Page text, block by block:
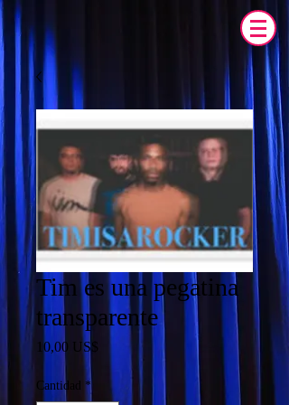
Tim es una pegatina
transparente
10,00 US$ Precio
Cantidad *